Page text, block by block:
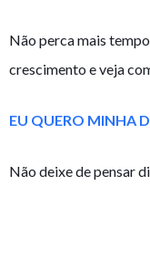
Não perca mais
crescimento e veja
EU QUERO MINHA
Não deixe de pensar